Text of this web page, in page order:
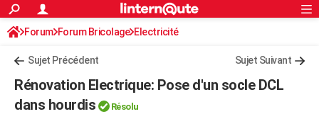
ACTUALITÉS
Politique
Société
Faits Divers
Education
Monde
Villes
+
Programme TV
TNTStreaming
Cinéma
Sorties cinéma
Musique
FINANCE
S'inscrire
Connexion
Forum Forum Bricolage Electricité
Sujet Précédent Sujet Suivant
Rénovation Electrique: Pose d'un socle DCL
dans hourdis
Résolu